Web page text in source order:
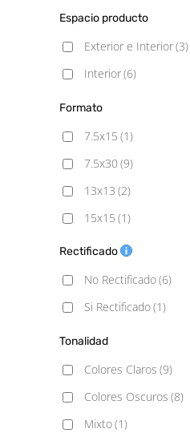
Metálico (1)
Monocolor (5)
Rústico
(2)
Espacio producto
Exterior e Interior(3)
Interior(6)
Formato
7.5x15 (1)
7.5x30 (9)
13x13 (2)
15x15 (1)
15x30 (3)
20X20
(1)
50x100 (1)
Rectificado
No Rectificado(6)
Si Rectificado(1)
Tonalidad
Colores Claros (9)
Colores Oscuros (8)
Mixto(1)